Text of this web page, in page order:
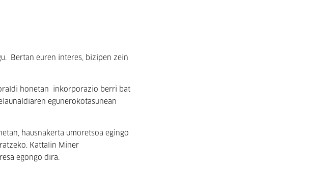
Bertan euren interes, bizipen zein
honetan inkorporazio berri bat
egunerokotasunean
hausnakerta umoretsoa egingo
Kattalin Miner
egongo dira.